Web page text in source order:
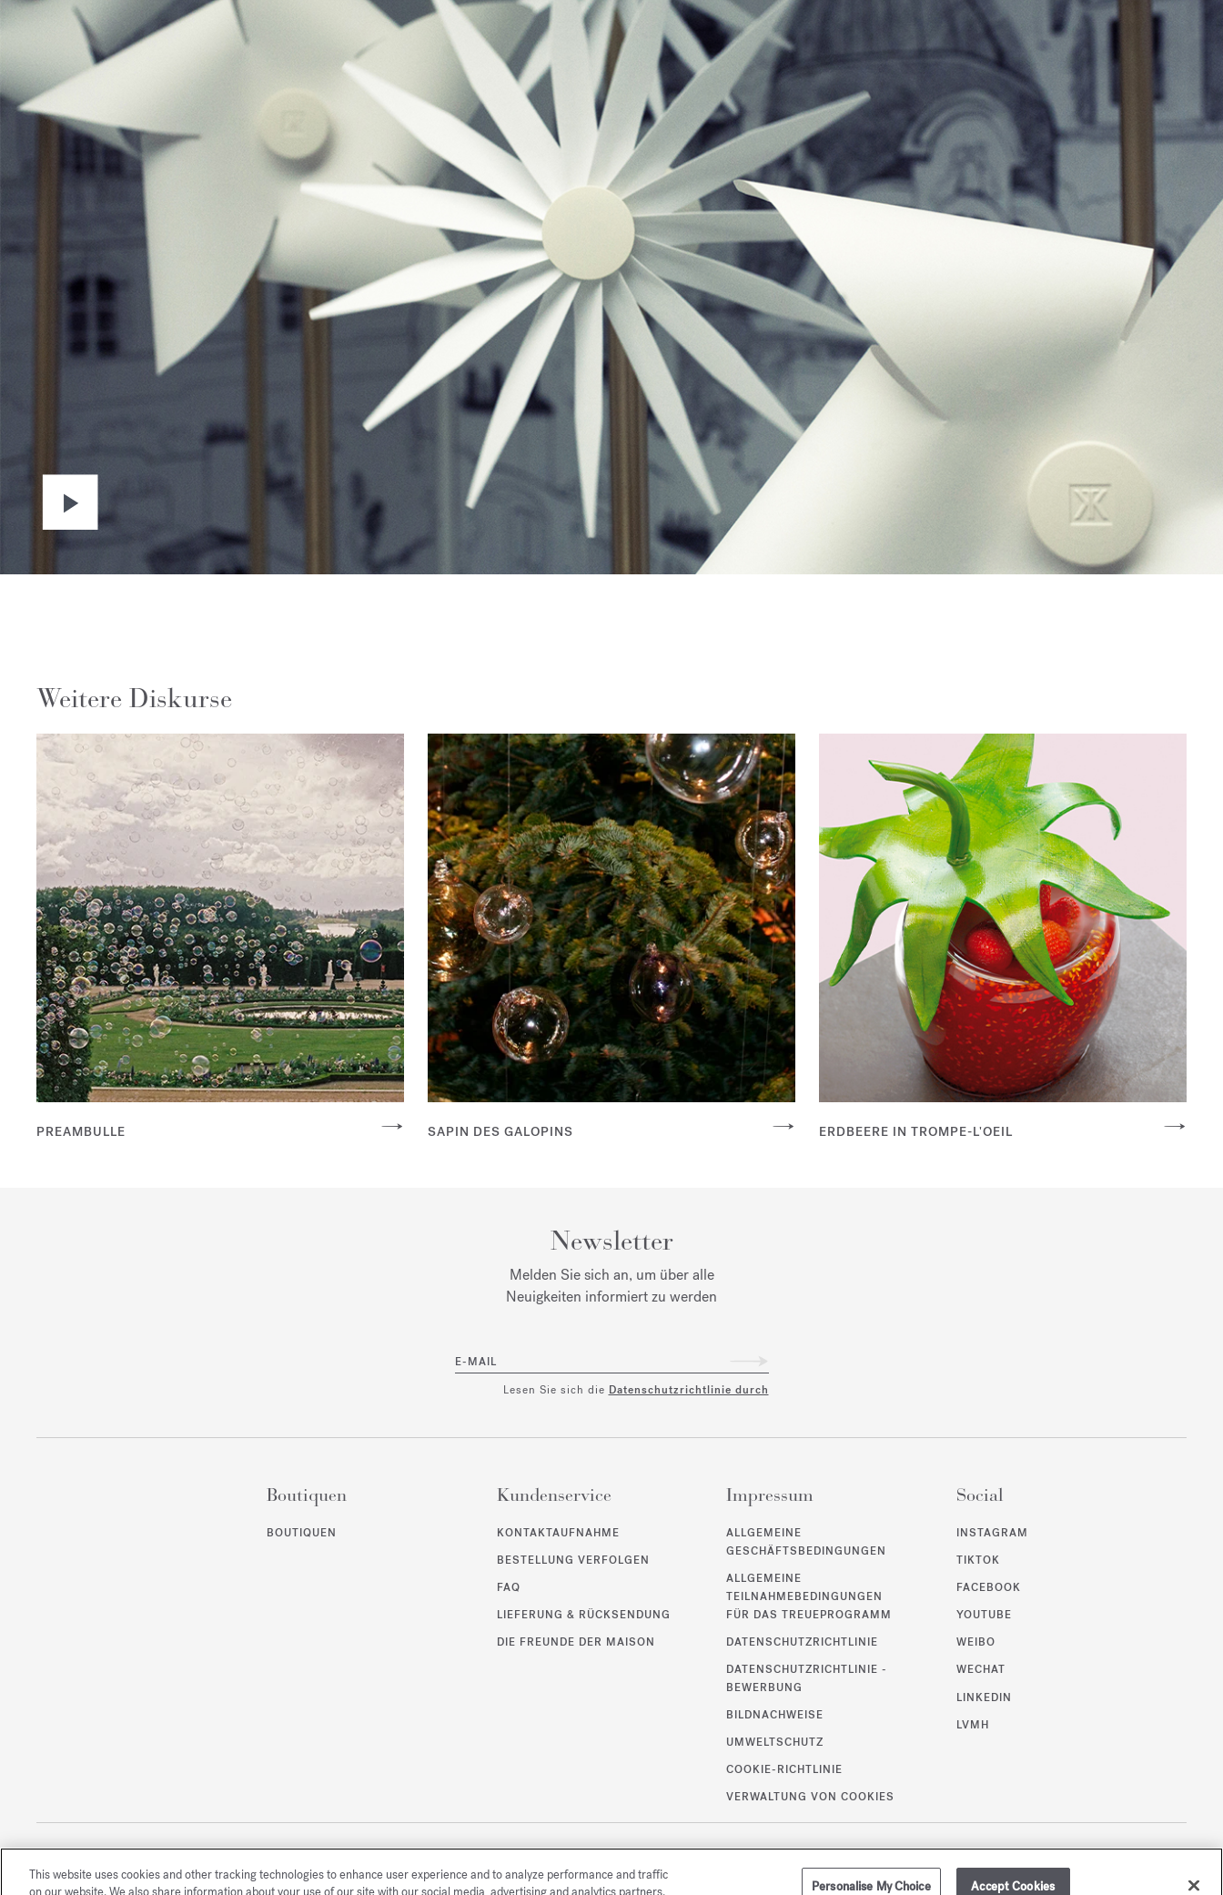
Weitere Diskurse
PREAMBULLE SAPIN DES GALOPINS ERDBEERE IN TROMPE-L'OEIL
Newsletter
Melden Sie sich an, um über alle
Neuigkeiten informiert zu werden
E-MAIL
Lesen Sie sich die Datenschutzrichtlinie durch
Boutiquen
BOUTIQUEN
Kundenservice
KONTAKTAUFNAHME
BESTELLUNG VERFOLGEN
FAQ
LIEFERUNG & RÜCKSENDUNG
DIE FREUNDE DER MAISON
Impressum
ALLGEMEINE
GESCHÄFTSBEDINGUNGEN
ALLGEMEINE
TEILNAHMEBEDINGUNGEN
FÜR DAS TREUEPROGRAMM
DATENSCHUTZRICHTLINIE
DATENSCHUTZRICHTLINIE -
BEWERBUNG
BILDNACHWEISE
UMWELTSCHUTZ
COOKIE-RICHTLINIE
VERWALTUNG VON COOKIES
Social
INSTAGRAM
TIKTOK
FACEBOOK
YOUTUBE
WEIBO
WECHAT
LINKEDIN
LVMH
Alle Rechte vorbehalten
This website uses cookies and other tracking technologies to enhance user experience and to analyze performance and traffic
on our website. We also share information about your use of our site with our social media, advertising and analytics partners.
Personalise My Choice Accept Cookies